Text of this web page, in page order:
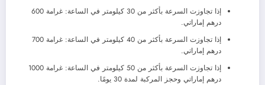
إذا تجاوزت السرعة بأكثر من 30 كيلومتر في الساعة: غرامة 600
درهم إماراتي.
إذا تجاوزت السرعة بأكثر من 40 كيلومتر في الساعة: غرامة 700
درهم إماراتي.
إذا تجاوزت السرعة بأكثر من 50 كيلومتر في الساعة: غرامة 1000
درهم إماراتي وحجز المركبة لمدة 30 يومًا.